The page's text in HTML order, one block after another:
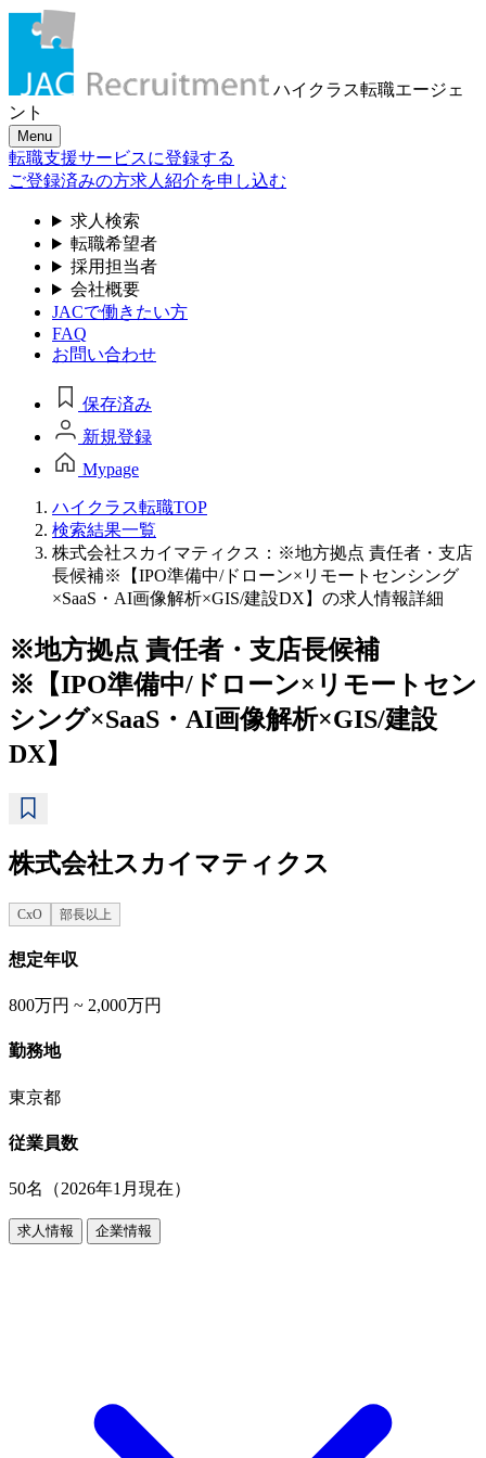
ハイクラス転職エージェ
ント
Menu
転職支援サービスに登録する
ご登録済みの方求人紹介を申し込む
求人検索
転職希望者
採用担当者
会社概要
JACで働きたい方
FAQ
お問い合わせ
保存済み
新規登録
Mypage
ハイクラス転職TOP
検索結果一覧
株式会社スカイマティクス：※地方拠点 責任者・支店
長候補※【IPO準備中/ドローン×リモートセンシング
×SaaS・AI画像解析×GIS/建設DX】の求人情報詳細
※地方拠点 責任者・支店長候補
※【IPO準備中/ドローン×リモートセン
シング×SaaS・AI画像解析×GIS/建設
DX】
株式会社スカイマティクス
CxO 部長以上
想定年収
800万円 ~ 2,000万円
勤務地
東京都
従業員数
50名（2026年1月現在）
求人情報 企業情報